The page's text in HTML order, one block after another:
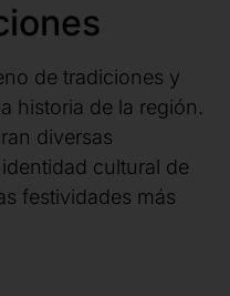
de tradiciones y
historia de la región.
diversas
cultural de
festividades más